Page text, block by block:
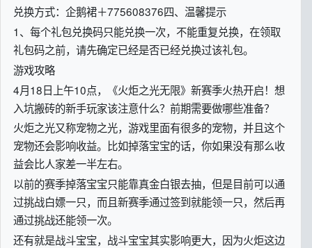
兑换方式：企鹅裙＋775608376四、温馨提示
1、每个礼包兑换码只能兑换一次，不能重复兑换，在领取
礼包码之前，请先确定已经是否已经兑换过该礼包。
游戏攻略
4月18日上午10点，《火炬之光无限》新赛季火热开启！想
入坑搬砖的新手玩家该注意什么？前期需要做哪些准备？
火炬之光又称宠物之光，游戏里面有很多的宠物，并且这个
宠物还会影响收益。比如掉落宝宝的话，你如果没有那么收
益会比人家差一半左右。
以前的赛季掉落宝宝只能靠真金白银去抽，但是目前可以通
过挑战白嫖一只，而且新赛季通过签到就能领一只，然后再
通过挑战还能领一次。
还有就是战斗宝宝，战斗宝宝其实影响更大，因为火炬这边